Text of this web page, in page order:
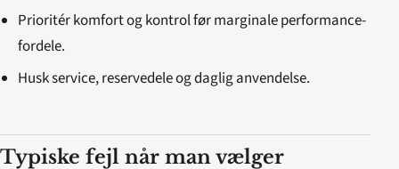
Prioritér komfort og kontrol før marginale performance-
fordele.
Husk service, reservedele og daglig anvendelse.
Typiske fejl når man vælger